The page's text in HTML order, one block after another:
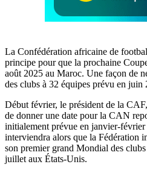
La Confédération africaine de
principe pour que la prochaine
août 2025 au Maroc. Une façon de
des clubs à 32 équipes prévu en juin
Début février, le président de la
de donner une date pour la CAN
initialement prévue en janvier-février
interviendra alors que la Fédération
son premier grand Mondial des
juillet aux États-Unis.